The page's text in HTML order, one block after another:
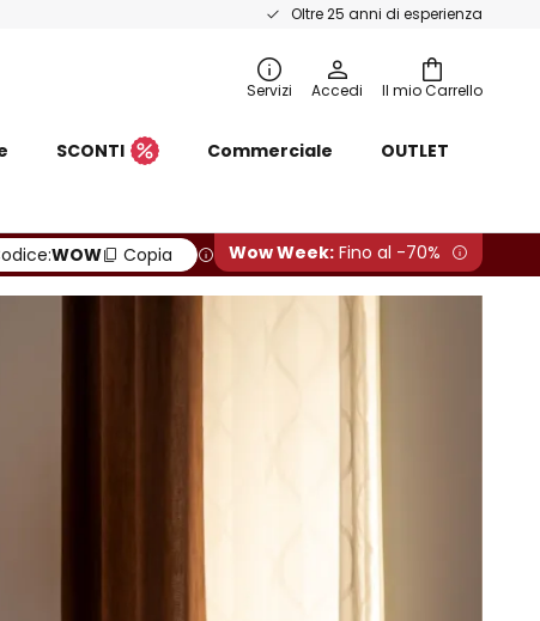
Oltre 25 anni di esperienza
Il mio Carrello
Servizi Accedi
SCONTI Commerciale OUTLET
WOW Copia Wow Week: Fino al -70%